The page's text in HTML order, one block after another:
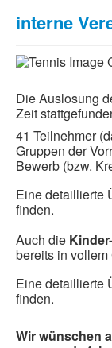
interne
Die Auslosung
Zeit
41 Teilnehmer
Gruppen der
Bewerb (bzw.
Eine detaillierte
finden.
Auch die
bereits in vollem
Eine detaillierte
finden.
Wir wünschen